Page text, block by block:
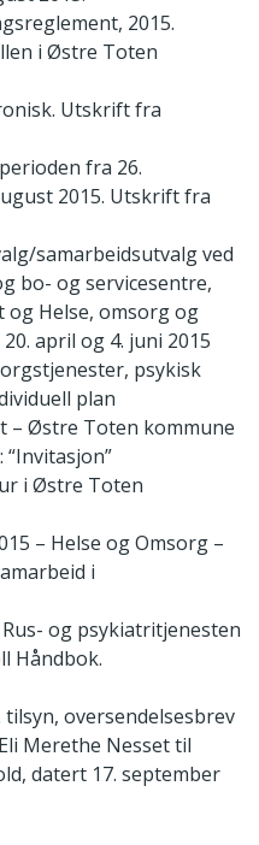
2015.
i Østre Toten
Utskrift fra
fra 26.
2015. Utskrift fra
samarbeidsutvalg ved
bo- og servicesentre,
Helse, omsorg og
april og 4. juni 2015
psykisk
plan
– Østre Toten kommune
i Østre Toten
– Helse og Omsorg –
i
og psykiatritjenesten
Håndbok.
oversendelsesbrev
Merethe Nesset til
datert 17. september